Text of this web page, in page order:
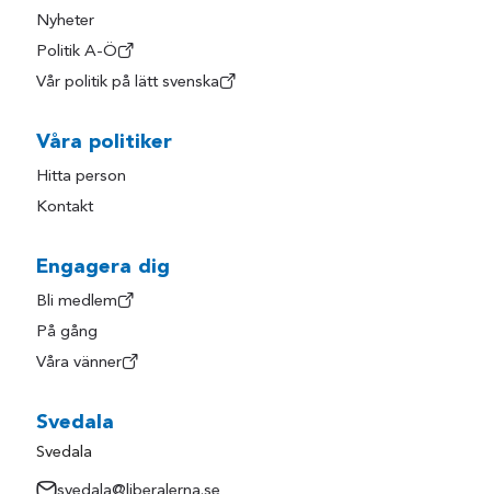
Nyheter
Politik A-Ö
Vår politik på lätt svenska
Våra politiker
Hitta person
Kontakt
Engagera dig
Bli medlem
På gång
Våra vänner
Svedala
Svedala